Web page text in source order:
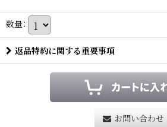
数量:
返品特約に関する重要事項
お問い合わせ